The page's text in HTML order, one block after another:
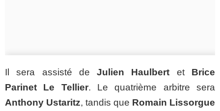
Il sera assisté deJulien Haulbert et Brice
Parinet Le Tellier. Le quatrième arbitre sera
Anthony Ustaritz, tandis que Romain Lissorgue